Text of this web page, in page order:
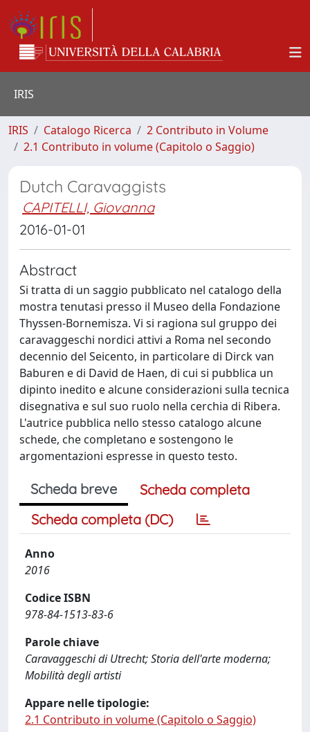
IRIS
IRIS Catalogo Ricerca
2 Contributo in Volume
2.1 Contributo in volume (Capitolo o Saggio)
Dutch Caravaggists
CAPITELLI, Giovanna
2016-01-01
Abstract
Si tratta di un saggio pubblicato nel catalogo della
mostra tenutasi presso il Museo della Fondazione
Thyssen-Bornemisza. Vi si ragiona sul gruppo dei
caravaggeschi nordici attivi a Roma nel secondo
decennio del Seicento, in particolare di Dirck van
Baburen e di David de Haen, di cui si pubblica un
dipinto inedito e alcune considerazioni sulla tecnica
disegnativa e sul suo ruolo nella cerchia di Ribera.
L'autrice pubblica nello stesso catalogo alcune
schede, che completano e sostengono le
argomentazioni espresse in questo testo.
Scheda breve
Scheda completa
Scheda completa (DC)
Anno
2016
Codice ISBN
978-84-1513-83-6
Parole chiave
Caravaggeschi di Utrecht; Storia dell'arte moderna;
Mobilità degli artisti
Appare nelle tipologie:
2.1 Contributo in volume (Capitolo o Saggio)